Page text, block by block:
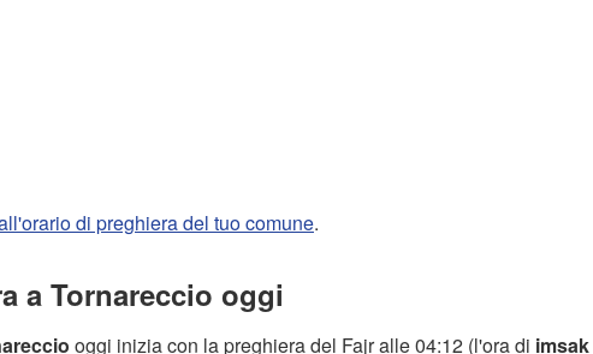
di preghiera del tuo comune.
a Tornareccio oggi
oggi inizia con la preghiera del Fajr alle 04:12 (l'ora di imsak